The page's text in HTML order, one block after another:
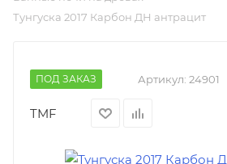
Тунгуска 2017 Карбон ДН антрацит
ПОД ЗАКАЗ Артикул: 24901
TMF